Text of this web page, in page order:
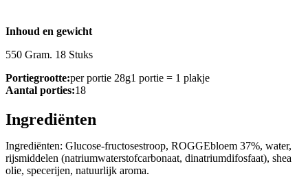
Inhoud en gewicht
550 Gram. 18 Stuks
Portiegrootte:per portie 28g1 portie = 1 plakje
Aantal porties:18
Ingrediënten
Ingrediënten: Glucose-fructosestroop, ROGGEbloem 37%, water,
rijsmiddelen (natriumwaterstofcarbonaat, dinatriumdifosfaat), shea
olie, specerijen, natuurlijk aroma.